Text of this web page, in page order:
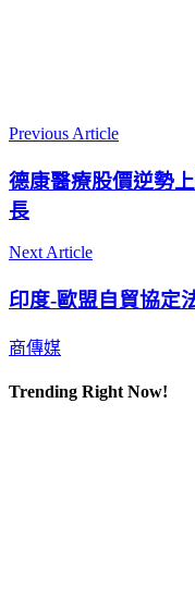
Previous Article
德康醫療股價逆勢
長
Next Article
印度-歐盟自貿協定
商傳媒
Trending Right Now!